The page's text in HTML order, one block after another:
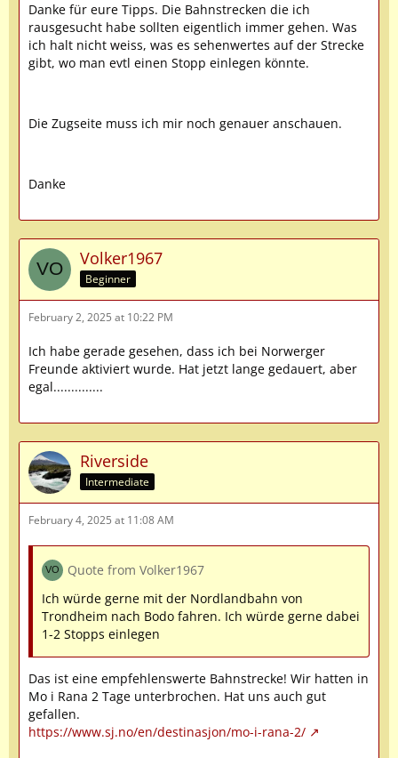
Danke für eure Tipps. Die Bahnstrecken die ich
rausgesucht habe sollten eigentlich immer gehen. Was
ich halt nicht weiss, was es sehenwertes auf der Strecke
gibt, wo man evtl einen Stopp einlegen könnte.
Die Zugseite muss ich mir noch genauer anschauen.
Danke
Volker1967
Beginner
February 2, 2025 at 10:22 PM
Ich habe gerade gesehen, dass ich bei Norwerger
Freunde aktiviert wurde. Hat jetzt lange gedauert, aber
egal..............
Riverside
Intermediate
February 4, 2025 at 11:08 AM
Quote from Volker1967
Ich würde gerne mit der Nordlandbahn von
Trondheim nach Bodo fahren. Ich würde gerne dabei
1-2 Stopps einlegen
Das ist eine empfehlenswerte Bahnstrecke! Wir hatten in
Mo i Rana 2 Tage unterbrochen. Hat uns auch gut
gefallen.
https://www.sj.no/en/destinasjon/mo-i-rana-2/